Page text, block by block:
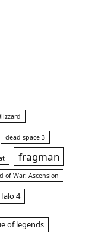
dead space 3
fragman
of War: Ascension
4
of legends